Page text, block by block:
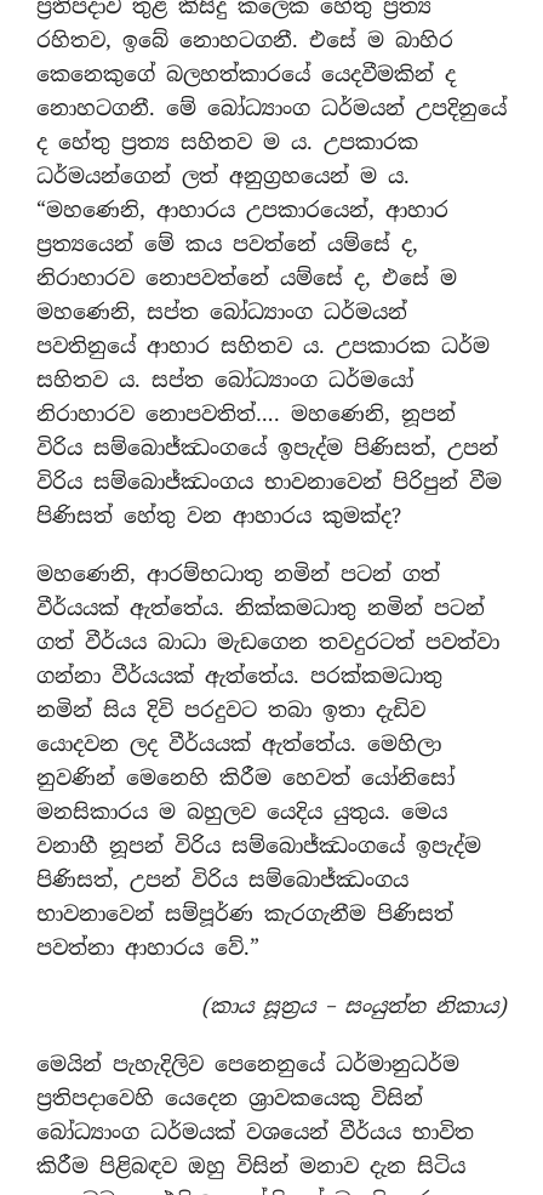
ප්‍රතිපදාව තුළ කිසිදු කලෙක හේතු ප්‍රත්‍ය
රහිතව, ඉබේ නොහටගනී. එසේ ම බාහිර
කෙනෙකුගේ බලහත්කාරයේ යෙදවීමකින් ද
නොහටගනී. මේ බෝධ්‍යාංග ධර්මයන් උපදිනුයේ
ද හේතු ප්‍රත්‍ය සහිතව ම ය. උපකාරක
ධර්මයන්ගෙන් ලත් අනුග්‍රහයෙන් ම ය.
“මහණෙනි, ආහාරය උපකාරයෙන්, ආහාර
ප්‍රත්‍යයෙන් මේ කය පවත්නේ යම්සේ ද,
නිරාහාරව නොපවත්නේ යම්සේ ද, එසේ ම
මහණෙනි, සප්ත බෝධ්‍යාංග ධර්මයන්
පවතිනුයේ ආහාර සහිතව ය. උපකාරක ධර්ම
සහිතව ය. සප්ත බෝධ්‍යාංග ධර්මයෝ
නිරාහාරව නොපවතිත්…. මහණෙනි, නූපන්
විරිය සම්බොජ්ඣංගයේ ඉපැද්ම පිණිසත්, උපන්
විරිය සම්බොජ්ඣංගය භාවනාවෙන් පිරිපුන් වීම
පිණිසත් හේතු වන ආහාරය කුමක්ද?
මහණෙනි, ආරම්භධාතු නමින් පටන් ගත්
වීර්යයක් ඇත්තේය. නික්කමධාතු නමින් පටන්
ගත් වීර්යය බාධා මැඩගෙන තවදුරටත් පවත්වා
ගන්නා වීර්යයක් ඇත්තේය. පරක්කමධාතු
නමින් සිය දිවි පරදුවට තබා ඉතා දැඩිව
යොදවන ලද වීර්යයක් ඇත්තේය. මෙහිලා
නුවණින් මෙනෙහි කිරීම හෙවත් යෝනිසෝ
මනසිකාරය ම බහුලව යෙදිය යුතුය. මෙය
වනාහී නූපන් විරිය සම්බොජ්ඣංගයේ ඉපැද්ම
පිණිසත්, උපන් විරිය සම්බොජ්ඣංගය
භාවනාවෙන් සම්පූර්ණ කැරගැනීම පිණිසත්
පවත්නා ආහාරය වේ.”
(කාය සූත්‍රය – සංයුත්ත නිකාය)
මෙයින් පැහැදිලිව පෙනෙනුයේ ධර්මානුධර්ම
ප්‍රතිපදාවෙහි යෙදෙන ශ්‍රාවකයෙකු විසින්
බෝධ්‍යාංග ධර්මයක් වශයෙන් වීර්යය භාවිත
කිරීම පිළිබඳව ඔහු විසින් මනාව දැන සිටිය